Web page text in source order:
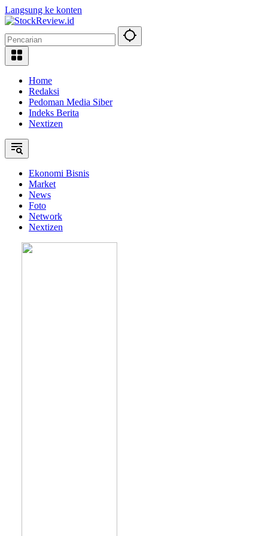
Langsung ke konten
Home
Redaksi
Pedoman Media Siber
Indeks Berita
Nextizen
Ekonomi Bisnis
Market
News
Foto
Network
Nextizen